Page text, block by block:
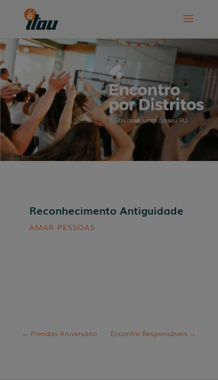
Reconhecimento Antiguidade
AMAR PESSOAS
← Prendas Aniversário Encontro Responsáveis →